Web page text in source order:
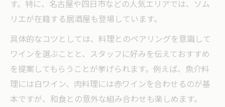
す。特に、名古屋や四日市などの人気エリアでは、ソム
リエが在籍する居酒屋も登場しています。
具体的なコツとしては、料理とのペアリングを意識して
ワインを選ぶことと、スタッフに好みを伝えておすすめ
を提案してもらうことが挙げられます。例えば、魚介料
理には白ワイン、肉料理には赤ワインを合わせるのが基
本ですが、和食との意外な組み合わせも楽しめます。